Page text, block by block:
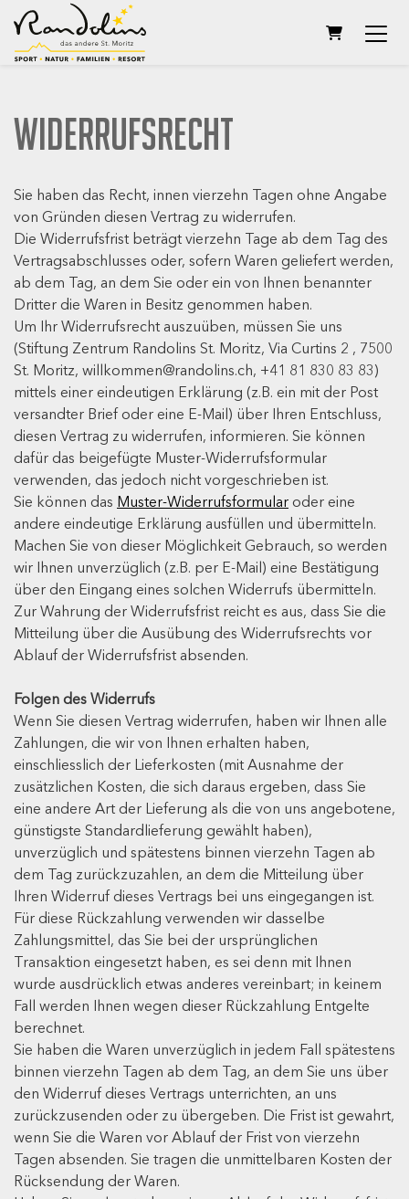
Widerrufsrecht
Sie haben das Recht, innen vierzehn Tagen ohne Angabe
von Gründen diesen Vertrag zu widerrufen.
Die Widerrufsfrist beträgt vierzehn Tage ab dem Tag des
Vertragsabschlusses oder, sofern Waren geliefert werden,
ab dem Tag, an dem Sie oder ein von Ihnen benannter
Dritter die Waren in Besitz genommen haben.
Um Ihr Widerrufsrecht auszuüben, müssen Sie uns
(Stiftung Zentrum Randolins St. Moritz, Via Curtins 2 , 7500
St. Moritz, willkommen@randolins.ch, +41 81 830 83 83)
mittels einer eindeutigen Erklärung (z.B. ein mit der Post
versandter Brief oder eine E-Mail) über Ihren Entschluss,
diesen Vertrag zu widerrufen, informieren. Sie können
dafür das beigefügte Muster-Widerrufsformular
verwenden, das jedoch nicht vorgeschrieben ist.
Sie können das Muster-Widerrufsformular oder eine
andere eindeutige Erklärung ausfüllen und übermitteln.
Machen Sie von dieser Möglichkeit Gebrauch, so werden
wir Ihnen unverzüglich (z.B. per E-Mail) eine Bestätigung
über den Eingang eines solchen Widerrufs übermitteln.
Zur Wahrung der Widerrufsfrist reicht es aus, dass Sie die
Mitteilung über die Ausübung des Widerrufsrechts vor
Ablauf der Widerrufsfrist absenden.
Folgen des Widerrufs
Wenn Sie diesen Vertrag widerrufen, haben wir Ihnen alle
Zahlungen, die wir von Ihnen erhalten haben,
einschliesslich der Lieferkosten (mit Ausnahme der
zusätzlichen Kosten, die sich daraus ergeben, dass Sie
eine andere Art der Lieferung als die von uns angebotene,
günstigste Standardlieferung gewählt haben),
unverzüglich und spätestens binnen vierzehn Tagen ab
dem Tag zurückzuzahlen, an dem die Mitteilung über
Ihren Widerruf dieses Vertrags bei uns eingegangen ist.
Für diese Rückzahlung verwenden wir dasselbe
Zahlungsmittel, das Sie bei der ursprünglichen
Transaktion eingesetzt haben, es sei denn mit Ihnen
wurde ausdrücklich etwas anderes vereinbart; in keinem
Fall werden Ihnen wegen dieser Rückzahlung Entgelte
berechnet.
Sie haben die Waren unverzüglich in jedem Fall spätestens
binnen vierzehn Tagen ab dem Tag, an dem Sie uns über
den Widerruf dieses Vertrags unterrichten, an uns
zurückzusenden oder zu übergeben. Die Frist ist gewahrt,
wenn Sie die Waren vor Ablauf der Frist von vierzehn
Tagen absenden. Sie tragen die unmittelbaren Kosten der
Rücksendung der Waren.